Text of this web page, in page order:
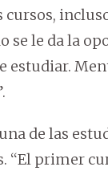
le da la
de las
primer